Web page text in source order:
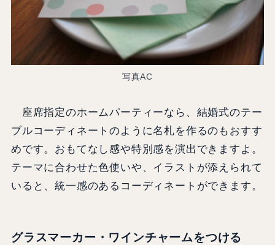
写真AC
座席指定のホームパーティーなら、結婚式のテー
ブルコーディネートのように名札を作るのもおすす
めです。おもてなし感や特別感を演出できますよ。
テーマに合わせた色使いや、イラストが添えられて
いると、統一感のあるコーディネートができます。
グラスマーカー・ワインチャームをつける